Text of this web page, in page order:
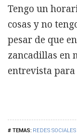
REDES SOCIALES
Tengo un
cosas y no
pesar de que
zancadillas en
entrevista para